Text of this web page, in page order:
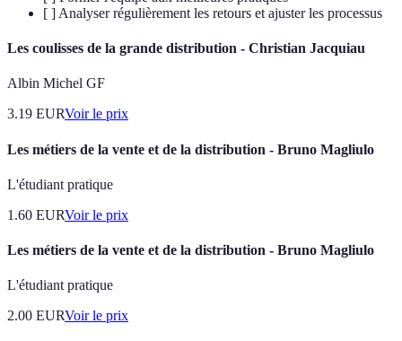
[ ] Analyser régulièrement les retours et ajuster les processus
Les coulisses de la grande distribution - Christian Jacquiau
Albin Michel GF
3.19 EURVoir le prix
Les métiers de la vente et de la distribution - Bruno Magliulo
L'étudiant pratique
1.60 EURVoir le prix
Les métiers de la vente et de la distribution - Bruno Magliulo
L'étudiant pratique
2.00 EURVoir le prix